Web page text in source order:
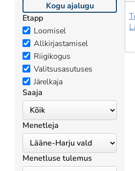
Kogu ajalugu
Etapp
Loomisel
Allkirjastamisel
Riigikogus
Valitsusasutuses
Järelkaja
Saaja
Menetleja
Menetluse tulemus